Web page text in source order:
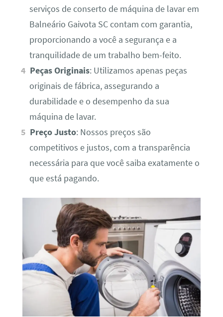
serviços de conserto de máquina de lavar em
Balneário Gaivota SC contam com garantia,
proporcionando a você a segurança e a
tranquilidade de um trabalho bem-feito.
Peças Originais: Utilizamos apenas peças
originais de fábrica, assegurando a
durabilidade e o desempenho da sua
máquina de lavar.
Preço Justo: Nossos preços são
competitivos e justos, com a transparência
necessária para que você saiba exatamente o
que está pagando.